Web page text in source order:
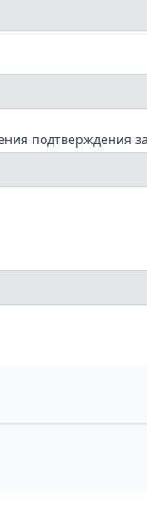
подтверждения